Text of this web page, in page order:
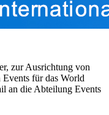
zur Ausrichtung von
für das World
an die Abteilung Events